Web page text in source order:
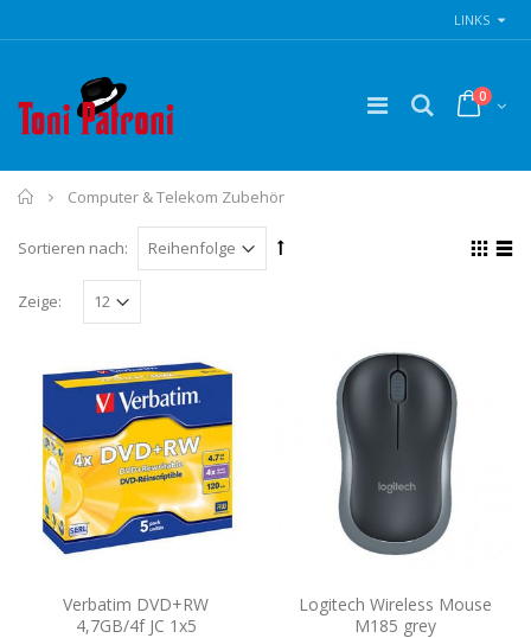
LINKS
0
Home
Computer & Telekom Zubehör
Sortieren nach:
Zeige:
Verbatim DVD+RW
4,7GB/4f JC 1x5
Logitech Wireless Mouse
M185 grey